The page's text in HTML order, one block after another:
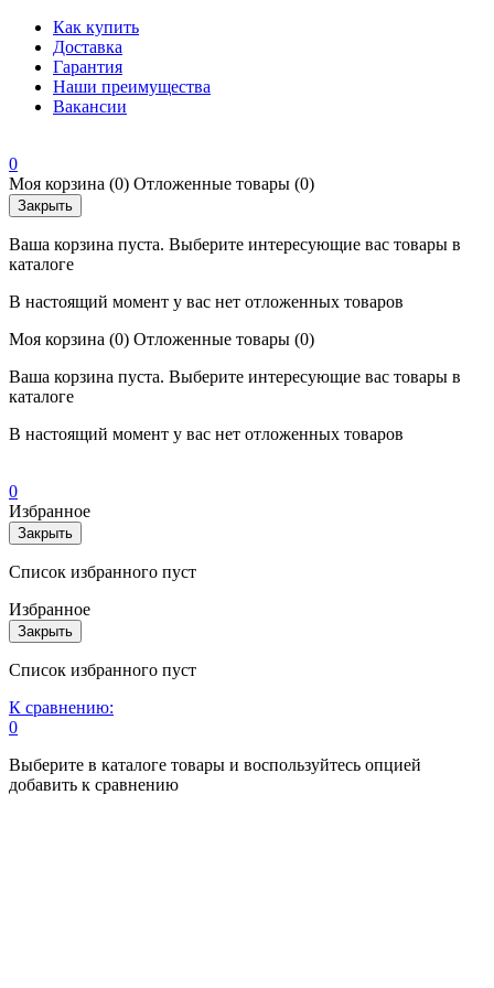
Как купить
Доставка
Гарантия
Наши преимущества
Вакансии
0
Моя корзина (0) Отложенные товары (0)
Закрыть
Ваша корзина пуста. Выберите интересующие вас товары в
каталоге
В настоящий момент у вас нет отложенных товаров
Моя корзина (0) Отложенные товары (0)
Ваша корзина пуста. Выберите интересующие вас товары в
каталоге
В настоящий момент у вас нет отложенных товаров
0
Избранное
Закрыть
Список избранного пуст
Избранное
Закрыть
Список избранного пуст
К сравнению:
0
Выберите в каталоге товары и воспользуйтесь опцией
добавить к сравнению